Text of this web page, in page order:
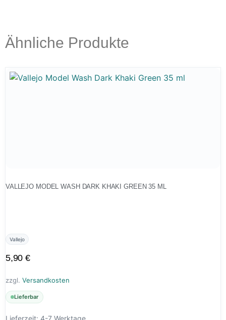
Ähnliche Produkte
VALLEJO MODEL WASH DARK KHAKI GREEN 35 ML
Vallejo
5,90€
zzgl. Versandkosten
Lieferbar